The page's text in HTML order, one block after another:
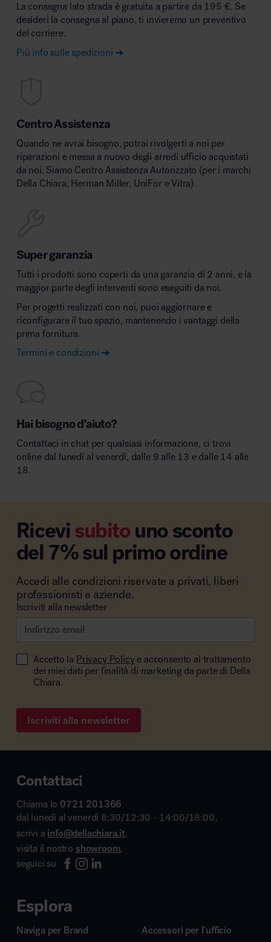
La consegna lato strada è gratuita a partire da 195 €. Se
desideri la consegna al piano, ti invieremo un preventivo
del corriere.
Più info sulle spedizioni
Centro Assistenza
Quando ne avrai bisogno, potrai rivolgerti a noi per
riparazioni e messa a nuovo degli arredi ufficio acquistati
da noi. Siamo Centro Assistenza Autorizzato (per i marchi
Della Chiara, Herman Miller, UniFor e Vitra).
Super garanzia
Tutti i prodotti sono coperti da una garanzia di 2 anni, e la
maggior parte degli interventi sono eseguiti da noi.
Per progetti realizzati con noi, puoi aggiornare e
riconfigurare il tuo spazio, mantenendo i vantaggi della
prima fornitura.
Termini e condizioni
Hai bisogno d’aiuto?
Contattaci in chat per qualsiasi informazione, ci trovi
online dal lunedì al venerdì, dalle 9 alle 13 e dalle 14 alle
18.
Ricevisubitouno sconto
del 7% sul primo ordine
Accedi alle condizioni riservate a privati, liberi
professionisti e aziende.
Iscriviti alla newsletter
Accetto la Privacy Policy e acconsento al trattamento
dei miei dati per finalità di marketing da parte di Della
Chiara.
Iscriviti alla newsletter
Contattaci
Chiama lo 0721 201366
dal lunedì al venerdì 8:30/12:30 - 14:00/18:00,
scrivi a info@dellachiara.it,
visita il nostro showroom,
seguici su
Esplora
Naviga per Brand
Accessori per l’ufficio